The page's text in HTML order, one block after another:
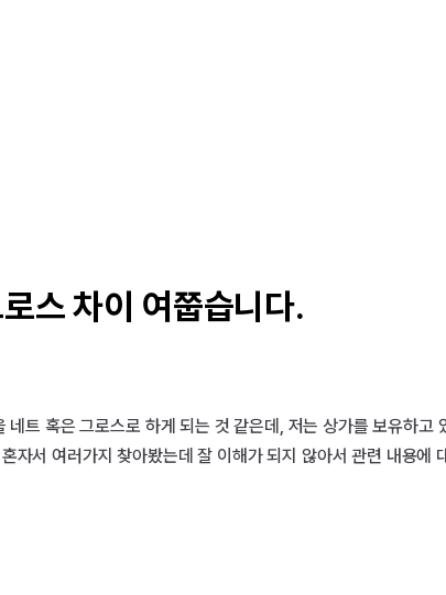
스 차이 여쭙습니다.
트 혹은 그로스로 하게 되는 것 같은데, 저는 상가를 보유하
자서 여러가지 찾아봤는데 잘 이해가 되지 않아서 관련 내용에